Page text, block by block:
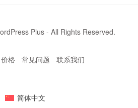
Plus - All Rights Reserved.
价格 常见问题 联系我们
简体中文